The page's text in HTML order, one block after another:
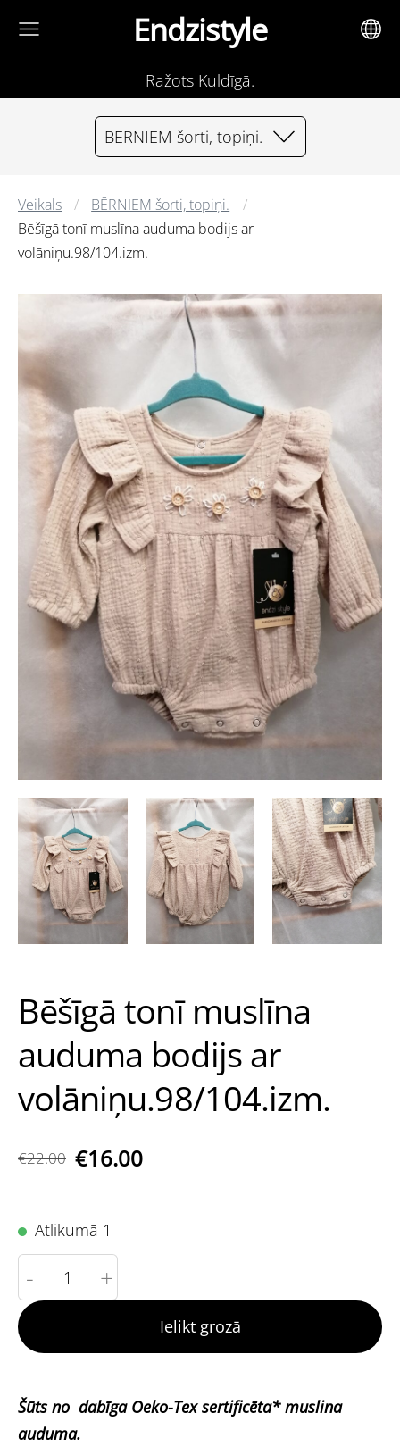
Endzistyle
Ražots Kuldīgā.
BĒRNIEM šorti, topiņi.
Veikals
BĒRNIEM šorti, topiņi.
Bēšīgā tonī muslīna auduma bodijs ar
volāniņu.98/104.izm.
Bēšīgā tonī muslīna
auduma bodijs ar
volāniņu.98/104.izm.
€22.00 €16.00
Atlikumā 1
- +
Ielikt grozā
Šūts no dabīga Oeko-Tex sertificēta* muslina
auduma.